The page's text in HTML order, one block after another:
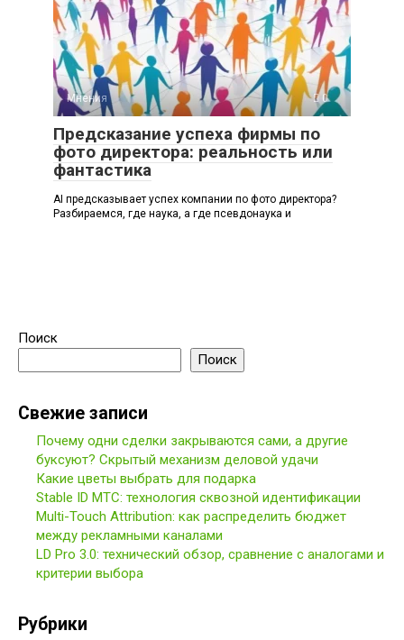
Мнения 0
Предсказание успеха фирмы по
фото директора: реальность или
фантастика
AI предсказывает успех компании по фото директора?
Разбираемся, где наука, а где псевдонаука и
Поиск
Поиск
Свежие записи
Почему одни сделки закрываются сами, а другие
буксуют? Скрытый механизм деловой удачи
Какие цветы выбрать для подарка
Stable ID МТС: технология сквозной идентификации
Multi-Touch Attribution: как распределить бюджет
между рекламными каналами
LD Pro 3.0: технический обзор, сравнение с аналогами и
критерии выбора
Рубрики